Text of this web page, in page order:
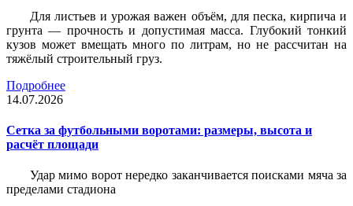
Для листьев и урожая важен объём, для песка, кирпича и
грунта — прочность и допустимая масса. Глубокий тонкий
кузов может вмещать много по литрам, но не рассчитан на
тяжёлый строительный груз.
Подробнее
14.07.2026
Сетка за футбольными воротами: размеры, высота и
расчёт площади
Удар мимо ворот нередко заканчивается поисками мяча за
пределами стадиона